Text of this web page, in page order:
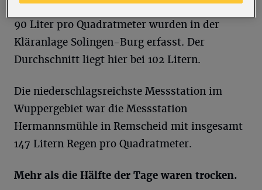
90 Liter pro Quadratmeter wurden in der
Kläranlage Solingen-Burg erfasst. Der
Durchschnitt liegt hier bei 102 Litern.
Die niederschlagsreichste Messstation im
Wuppergebiet war die Messstation
Hermannsmühle in Remscheid mit insgesamt
147 Litern Regen pro Quadratmeter.
Mehr als die Hälfte der Tage waren trocken.